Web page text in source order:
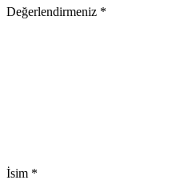
Değerlendirmeniz *
İsim *